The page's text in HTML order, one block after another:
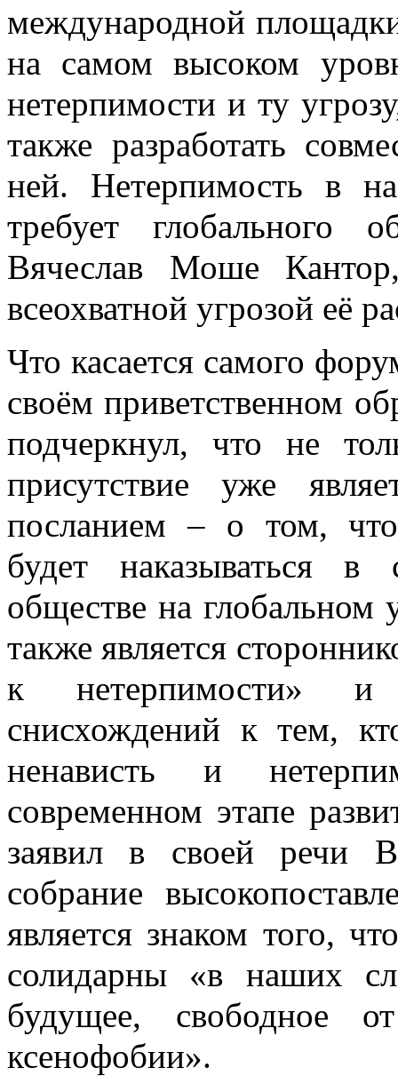
международной
на самом высоком
нетерпимости и ту
также разработать
ней. Нетерпимость в
требует глобального
Вячеслав Моше
всеохватной угрозой её
Что касается самого
своём приветственном
подчеркнул, что не
присутствие уже
посланием – о том,
будет наказываться в
обществе на
также является
к нетерпимости» и
снисхождений к тем,
ненависть и
современном этапе
заявил в своей речи
собрание
является знаком того,
солидарны «в наших
будущее, свободное
ксенофобии».